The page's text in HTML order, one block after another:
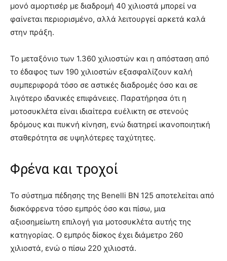
μονό αμορτισέρ με διαδρομή 40 χιλιοστά μπορεί να
φαίνεται περιορισμένο, αλλά λειτουργεί αρκετά καλά
στην πράξη.
Το μεταξόνιο των 1.360 χιλιοστών και η απόσταση από
το έδαφος των 190 χιλιοστών εξασφαλίζουν καλή
συμπεριφορά τόσο σε αστικές διαδρομές όσο και σε
λιγότερο ιδανικές επιφάνειες. Παρατήρησα ότι η
μοτοσυκλέτα είναι ιδιαίτερα ευέλικτη σε στενούς
δρόμους και πυκνή κίνηση, ενώ διατηρεί ικανοποιητική
σταθερότητα σε υψηλότερες ταχύτητες.
Φρένα και τροχοί
Το σύστημα πέδησης της Benelli BN 125 αποτελείται από
δισκόφρενα τόσο εμπρός όσο και πίσω, μια
αξιοσημείωτη επιλογή για μοτοσυκλέτα αυτής της
κατηγορίας. Ο εμπρός δίσκος έχει διάμετρο 260
χιλιοστά, ενώ ο πίσω 220 χιλιοστά.